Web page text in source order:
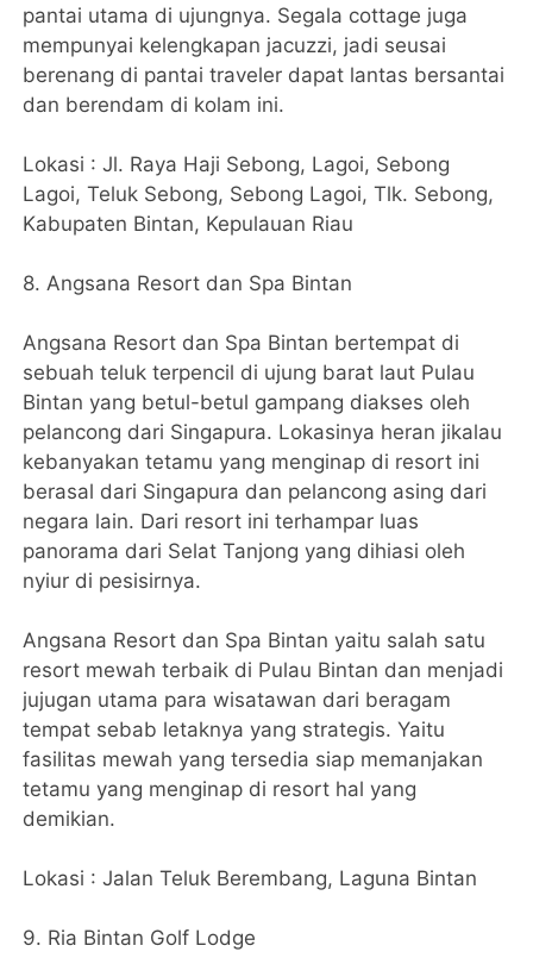
pantai utama di ujungnya. Segala cottage juga
mempunyai kelengkapan jacuzzi, jadi seusai
berenang di pantai traveler dapat lantas bersantai
dan berendam di kolam ini.
Lokasi : Jl. Raya Haji Sebong, Lagoi, Sebong
Lagoi, Teluk Sebong, Sebong Lagoi, Tlk. Sebong,
Kabupaten Bintan, Kepulauan Riau
8. Angsana Resort dan Spa Bintan
Angsana Resort dan Spa Bintan bertempat di
sebuah teluk terpencil di ujung barat laut Pulau
Bintan yang betul-betul gampang diakses oleh
pelancong dari Singapura. Lokasinya heran jikalau
kebanyakan tetamu yang menginap di resort ini
berasal dari Singapura dan pelancong asing dari
negara lain. Dari resort ini terhampar luas
panorama dari Selat Tanjong yang dihiasi oleh
nyiur di pesisirnya.
Angsana Resort dan Spa Bintan yaitu salah satu
resort mewah terbaik di Pulau Bintan dan menjadi
jujugan utama para wisatawan dari beragam
tempat sebab letaknya yang strategis. Yaitu
fasilitas mewah yang tersedia siap memanjakan
tetamu yang menginap di resort hal yang
demikian.
Lokasi : Jalan Teluk Berembang, Laguna Bintan
9. Ria Bintan Golf Lodge